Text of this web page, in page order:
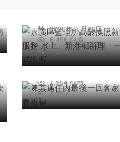
2026年六月26日
6,496 觀看
2 分享
陳其邁任內最後一回
客家新春祈福
陳信銘
7,954 觀看
2 分享